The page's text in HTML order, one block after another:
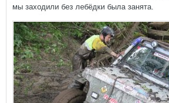
мы заходили без лебёдки была занята.